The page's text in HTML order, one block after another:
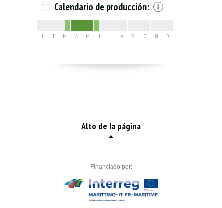
Calendario de producción:
J F M A M J J A S O N D
Alto de la página
Financiado por: